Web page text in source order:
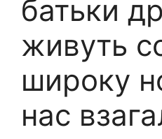
батьки
живуть
широку
нас